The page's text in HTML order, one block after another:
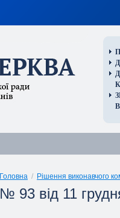
Головна / Рішення виконавчого
№ 93 від 11